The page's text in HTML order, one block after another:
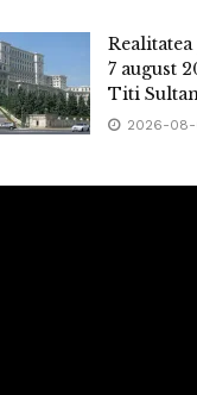
7 august
Titi
2026-08-